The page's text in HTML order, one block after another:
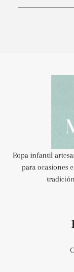
Ropa infantil
para ocasiones